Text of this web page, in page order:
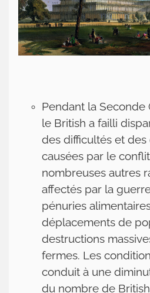
Pendant la Seconde
le British a failli
des difficultés et
causées par le
nombreuses autres
affectés par la
pénuries
déplacements de
destructions
fermes. Les
conduit à une
du nombre de